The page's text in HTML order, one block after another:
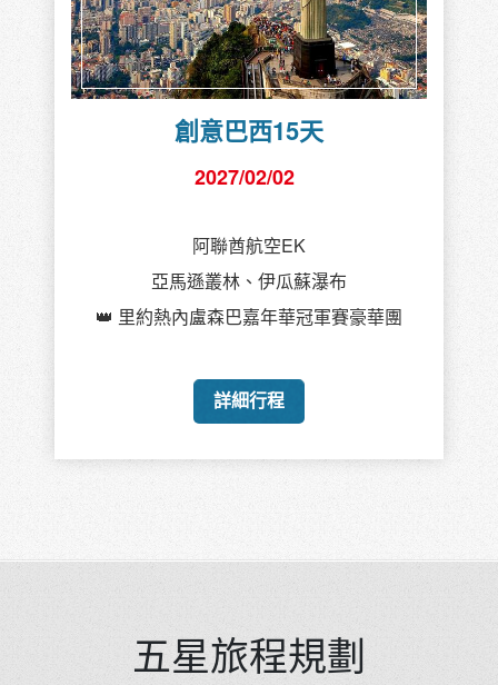
創意巴西15天
2027/02/02
阿聯酋航空EK
亞馬遜叢林、伊瓜蘇瀑布
👑 里約熱內盧森巴嘉年華冠軍賽豪華團
詳細行程
五星旅程規劃